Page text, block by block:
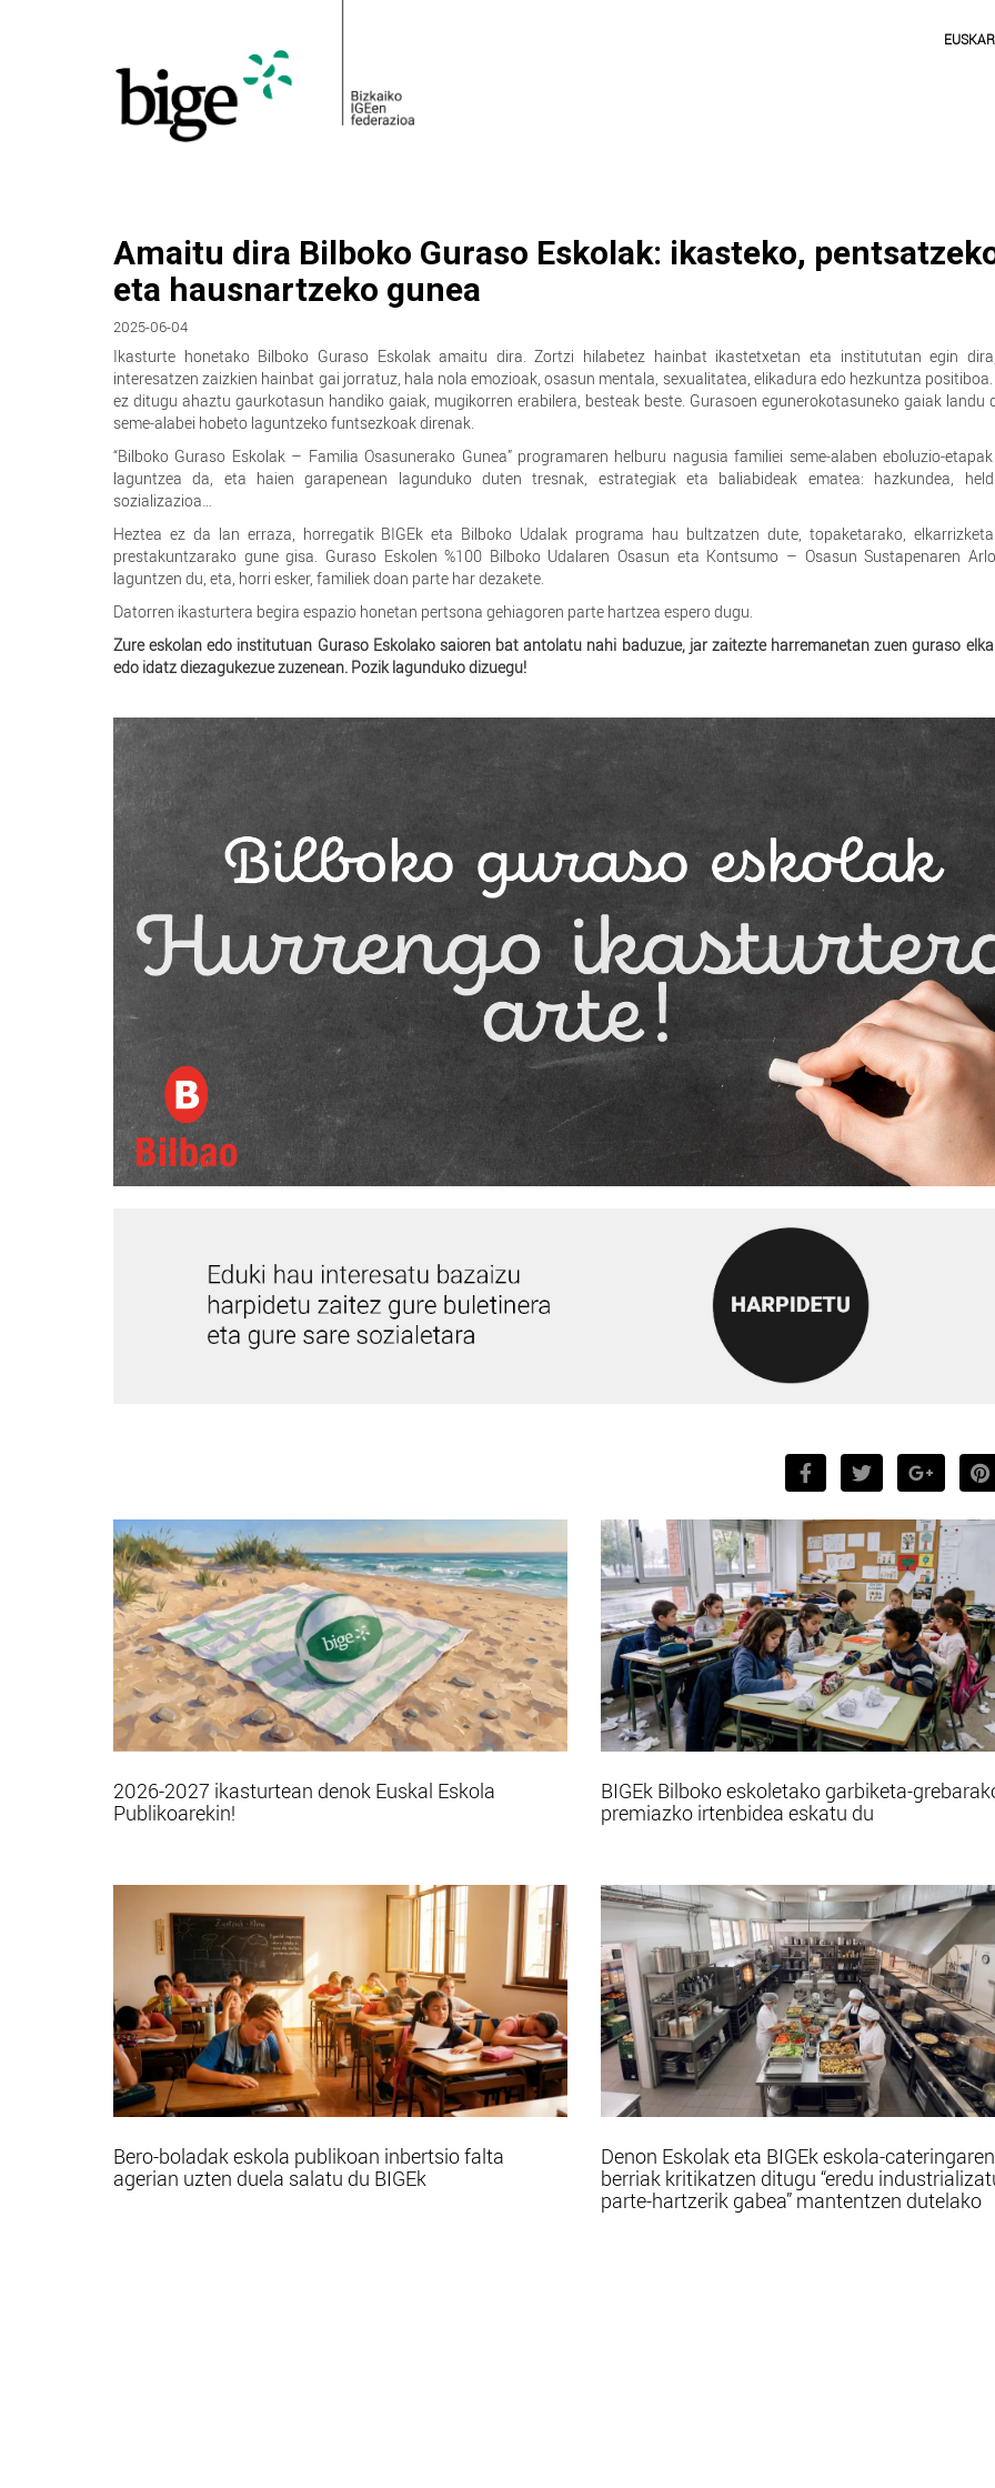
Amaitu dira Bilboko Guraso Eskolak: ikasteko,
eta hausnartzeko gunea
2025-06-04
Ikasturte honetako Bilboko Guraso Eskolak amaitu dira. Zortzi hilabetez hainbat ikastetxetan eta institututan egin
interesatzen zaizkien hainbat gai jorratuz, hala nola emozioak, osasun mentala, sexualitatea, elikadura edo hezkuntza
ez ditugu ahaztu gaurkotasun handiko gaiak, mugikorren erabilera, besteak beste. Gurasoen egunerokotasuneko gaiak landu
seme-alabei hobeto laguntzeko funtsezkoak direnak.
“Bilboko Guraso Eskolak – Familia Osasunerako Gunea” programaren helburu nagusia familiei seme-alaben eboluzio-
laguntzea da, eta haien garapenean lagunduko duten tresnak, estrategiak eta baliabideak ematea: hazkundea,
sozializazioa…
Heztea ez da lan erraza, horregatik BIGEk eta Bilboko Udalak programa hau bultzatzen dute, topaketarako,
prestakuntzarako gune gisa. Guraso Eskolen %100 Bilboko Udalaren Osasun eta Kontsumo – Osasun Sustapenaren
laguntzen du, eta, horri esker, familiek doan parte har dezakete.
Datorren ikasturtera begira espazio honetan pertsona gehiagoren parte hartzea espero dugu.
Zure eskolan edo institutuan Guraso Eskolako saioren bat antolatu nahi baduzue, jar zaitezte harremanetan zuen guraso
edo idatz diezagukezue zuzenean. Pozik lagunduko dizuegu!
2026-2027 ikasturtean denok Euskal Eskola
Publikoarekin!
BIGEk Bilboko eskoletako garbiketa-
premiazko irtenbidea eskatu du
Bero-boladak eskola publikoan inbertsio falta
agerian uzten duela salatu du BIGEk
Denon Eskolak eta BIGEk eskola-
berriak kritikatzen ditugu “eredu
parte-hartzerik gabea” mantentzen dutelako